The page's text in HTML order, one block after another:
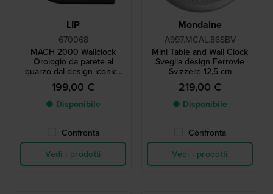
LIP
670068
MACH 2000 Wallclock
Orologio da parete al
quarzo dal design iconico
degli anni '70
199,00 €
● Disponibile
Confronta
Vedi i prodotti
Mondaine
A997.MCAL.86SBV
Mini Table and Wall Clock
Sveglia design Ferrovie
Svizzere 12,5 cm
219,00 €
● Disponibile
Confronta
Vedi i prodotti